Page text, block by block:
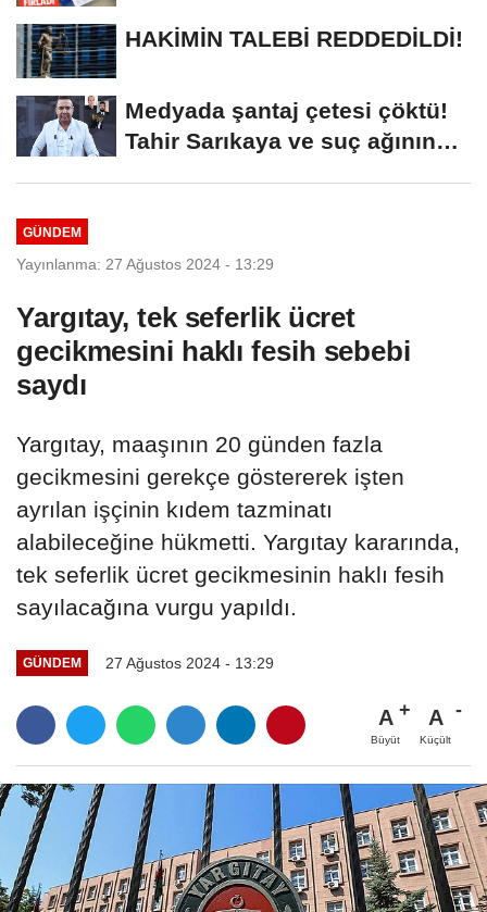
HAKİMİN TALEBİ REDDEDİLDİ!
Medyada şantaj çetesi çöktü!
Tahir Sarıkaya ve suç ağının
GÜNDEM
Yayınlanma: 27 Ağustos 2024 - 13:29
Yargıtay, tek seferlik ücret
gecikmesini haklı fesih sebebi
saydı
Yargıtay, maaşının 20 günden fazla
gecikmesini gerekçe göstererek işten
ayrılan işçinin kıdem tazminatı
alabileceğine hükmetti. Yargıtay kararında,
tek seferlik ücret gecikmesinin haklı fesih
sayılacağına vurgu yapıldı.
GÜNDEM 27 Ağustos 2024 - 13:29
A
Büyüt
A
Küçült